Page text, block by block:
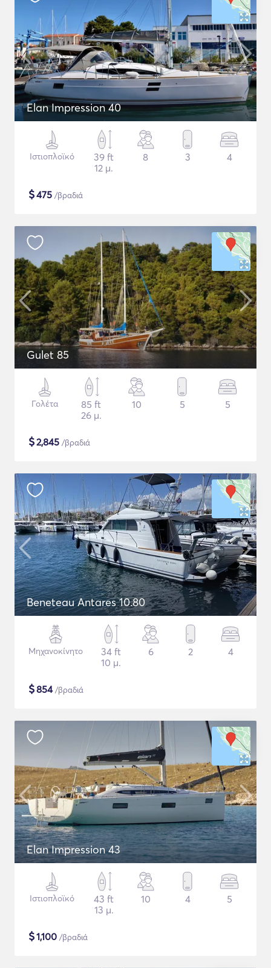
Elan Impression 40
Ιστιοπλοϊκό
39 ft
12 μ.
8 3 4
$475 /βραδιά
Gulet 85
Γολέτα
85 ft
26 μ.
10 5 5
$2,845 /βραδιά
Beneteau Antares 10.80
Μηχανοκίνητο
34 ft
10 μ.
6 2 4
$854/βραδιά
Elan Impression 43
Ιστιοπλοϊκό
43 ft
13 μ.
10 4 5
$1,100 /βραδιά